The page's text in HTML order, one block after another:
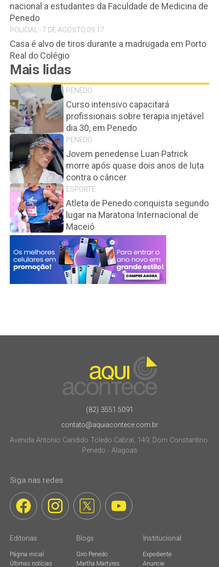
nacional a estudantes da Faculdade de Medicina de
Penedo
POLICIAL - 7 DE AGOSTO 09:17
Casa é alvo de tiros durante a madrugada em Porto
Real do Colégio
Mais lidas
PENEDO
Curso intensivo capacitará
profissionais sobre terapia injetável
dia 30, em Penedo
PENEDO
Jovem penedense Luan Patrick
morre após quase dois anos de luta
contra o câncer
ESPORTE
Atleta de Penedo conquista segundo
lugar na Maratona Internacional de
Maceió
(82) 3551.5091
contato@aquiacontece.com.br
Avenida Antonio Candido Toledo Cabral, 149, Dom Constantino.
Penedo - Alagoas
Siga nas redes
Editorias
Página inicial
Últimas notícias
Blogs
Giro Penedo
Martha Martyres
Institucional
Expediente
Anuncie